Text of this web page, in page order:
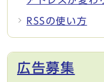
RSSの使い方
広告募集